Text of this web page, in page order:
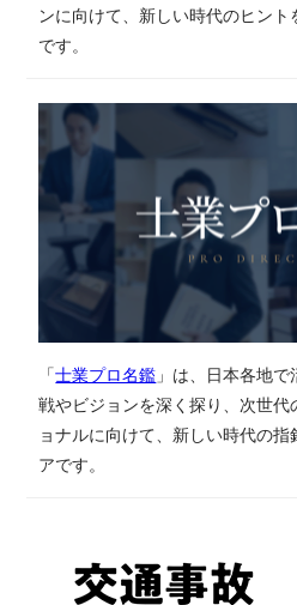
ンに向けて、新しい時代のヒン
です。
「士業プロ名鑑 」は、日本各地
戦やビジョンを深く探り、次世代
ョナルに向けて、新しい時代の指
アです。